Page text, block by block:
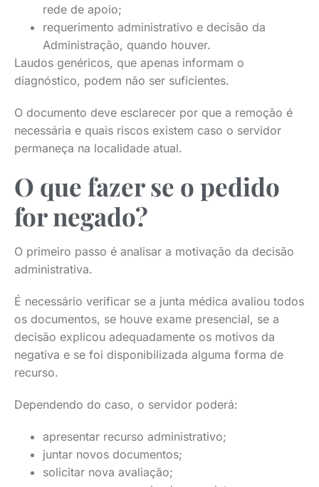
rede de apoio;
requerimento administrativo e decisão da
Administração, quando houver.
Laudos genéricos, que apenas informam o
diagnóstico, podem não ser suficientes.
O documento deve esclarecer por que a remoção é
necessária e quais riscos existem caso o servidor
permaneça na localidade atual.
O que fazer se o pedido
for negado?
O primeiro passo é analisar a motivação da decisão
administrativa.
É necessário verificar se a junta médica avaliou todos
os documentos, se houve exame presencial, se a
decisão explicou adequadamente os motivos da
negativa e se foi disponibilizada alguma forma de
recurso.
Dependendo do caso, o servidor poderá:
apresentar recurso administrativo;
juntar novos documentos;
solicitar nova avaliação;